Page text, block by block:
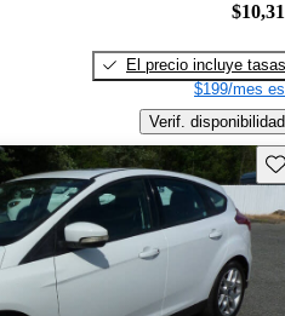
El precio incluye tasas
$199/mes
Verif. disponibilidad